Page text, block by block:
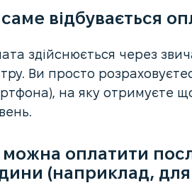
відбувається
здійснюється через
Ви просто
на яку отримуєте
оплатити
(наприклад,